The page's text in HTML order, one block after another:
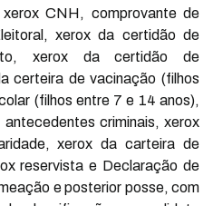
CNH, comprovante de
xerox da certidão de
xerox da certidão de
certeira de vacinação (filhos
(filhos entre 7 e 14 anos),
criminais, xerox
xerox da carteira de
reservista e Declaração de
e posterior posse, com